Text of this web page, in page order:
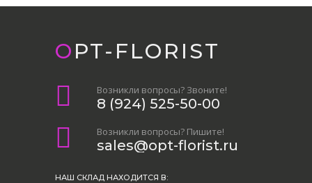
OPT-FLORIST
Возникли вопросы? Звоните!
8 (924) 525-50-00
Возникли вопросы? Пишите!
sales@opt-florist.ru
НАШ СКЛАД НАХОДИТСЯ В: